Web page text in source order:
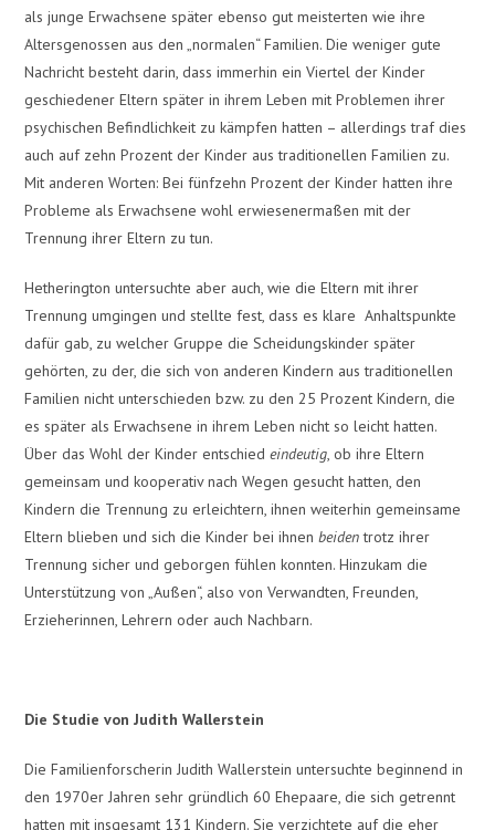
als junge Erwachsene später ebenso gut meisterten wie ihre
Altersgenossen aus den „normalen“ Familien. Die weniger gute
Nachricht besteht darin, dass immerhin ein Viertel der Kinder
geschiedener Eltern später in ihrem Leben mit Problemen ihrer
psychischen Befindlichkeit zu kämpfen hatten – allerdings traf dies
auch auf zehn Prozent der Kinder aus traditionellen Familien zu.
Mit anderen Worten: Bei fünfzehn Prozent der Kinder hatten ihre
Probleme als Erwachsene wohl erwiesenermaßen mit der
Trennung ihrer Eltern zu tun.
Hetherington untersuchte aber auch, wie die Eltern mit ihrer
Trennung umgingen und stellte fest, dass es klare Anhaltspunkte
dafür gab, zu welcher Gruppe die Scheidungskinder später
gehörten, zu der, die sich von anderen Kindern aus traditionellen
Familien nicht unterschieden bzw. zu den 25 Prozent Kindern, die
es später als Erwachsene in ihrem Leben nicht so leicht hatten.
Über das Wohl der Kinder entschiedeindeutig, ob ihre Eltern
gemeinsam und kooperativ nach Wegen gesucht hatten, den
Kindern die Trennung zu erleichtern, ihnen weiterhin gemeinsame
Eltern blieben und sich die Kinder bei ihnenbeidentrotz ihrer
Trennung sicher und geborgen fühlen konnten. Hinzukam die
Unterstützung von „Außen“, also von Verwandten, Freunden,
Erzieherinnen, Lehrern oder auch Nachbarn.
Die Studie von Judith Wallerstein
Die Familienforscherin Judith Wallerstein untersuchte beginnend in
den 1970er Jahren sehr gründlich 60 Ehepaare, die sich getrennt
hatten mit insgesamt 131 Kindern. Sie verzichtete auf die eher